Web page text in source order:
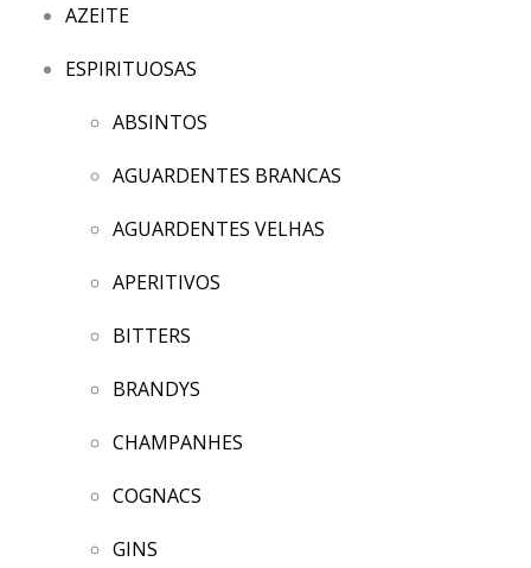
AZEITE
ESPIRITUOSAS
ABSINTOS
AGUARDENTES BRANCAS
AGUARDENTES VELHAS
APERITIVOS
BITTERS
BRANDYS
CHAMPANHES
COGNACS
GINS